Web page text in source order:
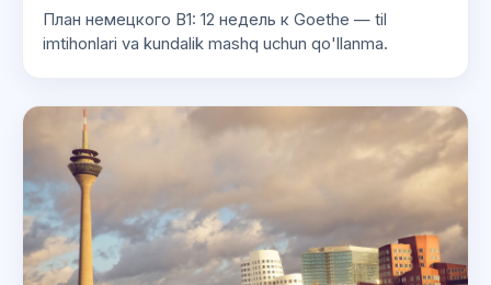
План немецкого B1: 12 недель к Goethe — til
imtihonlari va kundalik mashq uchun qo'llanma.